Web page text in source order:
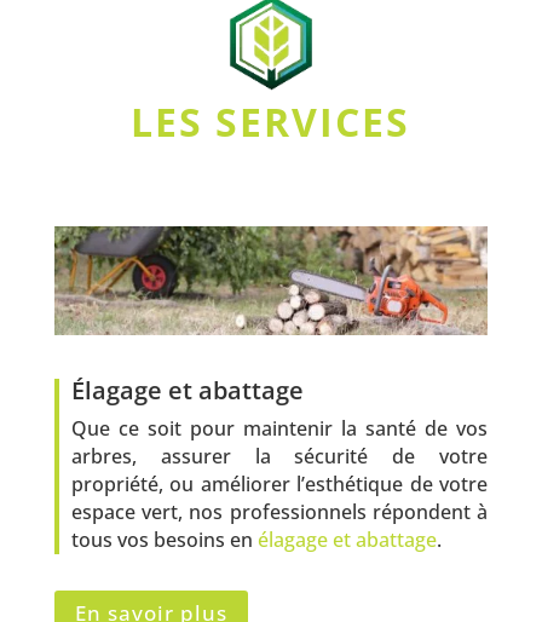
LES SERVICES
Élagage et abattage
Que ce soit pour maintenir la santé de vos
arbres, assurer la sécurité de votre
propriété, ou améliorer l’esthétique de votre
espace vert, nos professionnels répondent à
tous vos besoins en élagage et abattage.
En savoir plus